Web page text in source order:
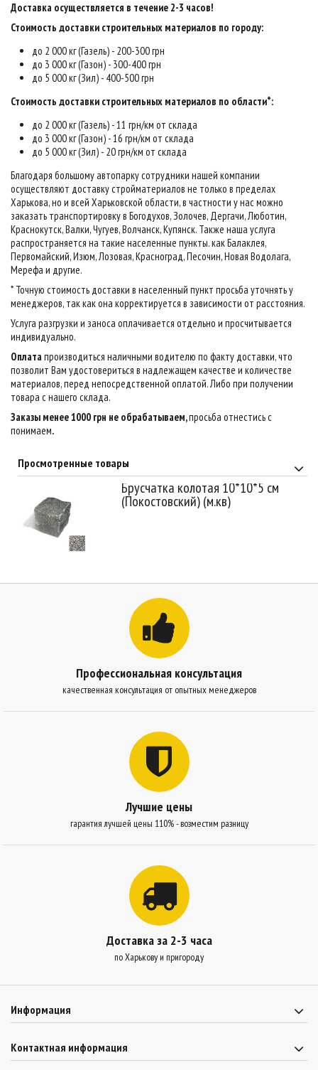
Доставка осуществляется в течение 2-3 часов!
Стоимость доставки строительных материалов по городу:
до 2 000 кг (Газель) - 200-300 грн
до 3 000 кг (Газон) - 300-400 грн
до 5 000 кг (Зил) - 400-500 грн
Стоимость доставки строительных материалов по области*:
до 2 000 кг (Газель) - 11 грн/км от склада
до 3 000 кг (Газон) - 16 грн/км от склада
до 5 000 кг (Зил) - 20 грн/км от склада
Благодаря большому автопарку сотрудники нашей компании
осуществляют доставку стройматериалов не только в пределах
Харькова, но и всей Харьковской области, в частности у нас можно
заказать транспортировку в Богодухов, Золочев, Дергачи, Люботин,
Краснокутск, Валки, Чугуев, Волчанск, Купянск. Также наша услуга
распространяется на такие населенные пункты. как Балаклея,
Первомайский, Изюм, Лозовая, Красноград, Песочин, Новая Водолага,
Мерефа и другие.
* Точную стоимость доставки в населенный пункт просьба уточнять у
менеджеров, так как она корректируется в зависимости от расстояния.
Услуга разгрузки и заноса оплачивается отдельно и просчитывается
индивидуально.
Оплатапроизводиться наличными водителю по факту доставки, что
позволит Вам удостовериться в надлежащем качестве и количестве
материалов, перед непосредственной оплатой. Либо при получении
товара с нашего склада.
Заказы менее 1000 грн не обрабатываем,просьба отнестись с
понимаем.
Просмотренные товары
Брусчатка колотая 10*10*5 см
(Покостовский) (м.кв)
Профессиональная консультация
качественная консультация от опытных менеджеров
Лучшие цены
гарантия лучшей цены 110% - возместим разницу
Доставка за 2-3 часа
по Харькову и пригороду
Информация
Контактная информация